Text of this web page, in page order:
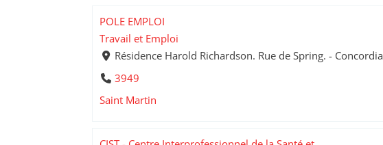
POLE EMPLOI
Travail et Emploi
Résidence Harold Richardson. Rue de Spring. - Concordia
3949
Saint Martin